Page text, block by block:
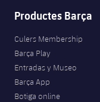
Productes Barça
Culers Membership
Barça Play
Entradas y Museo
Barça App
Botiga online